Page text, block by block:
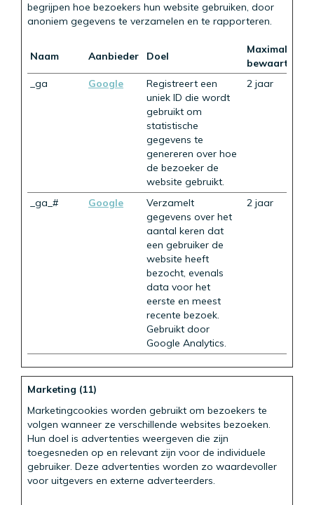
begrijpen hoe bezoekers hun website gebruiken, door
anoniem gegevens te verzamelen en te rapporteren.
Naam Aanbieder Doel
Maximale
_ga
Google
Registreert een
uniek ID die wordt
gebruikt om
statistische
gegevens te
genereren over hoe
de bezoeker de
website gebruikt.
2 jaar
_ga_# Google
Verzamelt
gegevens over het
aantal keren dat
een gebruiker de
website heeft
bezocht, evenals
data voor het
eerste en meest
recente bezoek.
Gebruikt door
Google Analytics.
2 jaar
Marketing (11)
Marketingcookies worden gebruikt om bezoekers te
volgen wanneer ze verschillende websites bezoeken.
Hun doel is advertenties weergeven die zijn
toegesneden op en relevant zijn voor de individuele
gebruiker. Deze advertenties worden zo waardevoller
voor uitgevers en externe adverteerders.